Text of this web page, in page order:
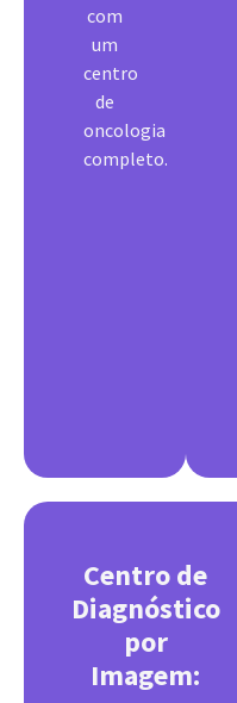
com
um
centro
de
oncologia
completo.
Centro de
Diagnóstico
por
Imagem: